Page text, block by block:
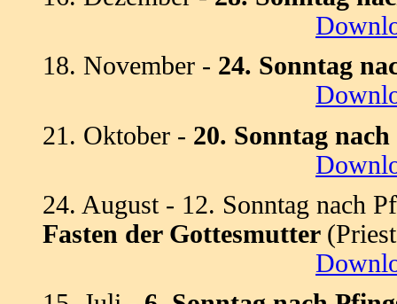
18. November - 24. Sonntag
21. Oktober - 20. Sonntag
24. August - 12. Sonntag nach
Fasten der Gottesmutter